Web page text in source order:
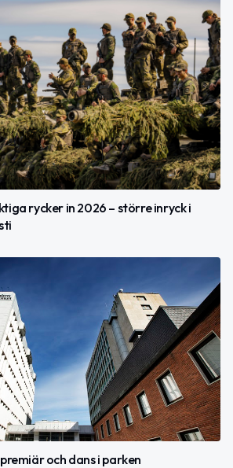
rycker in 2026 – större inryck i
och dans i parken